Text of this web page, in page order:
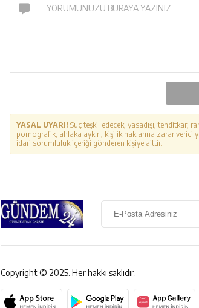
YASAL UYARI! Suç teşkil edecek, yasadışı, tehditkar,
pornografik, ahlaka aykırı, kişilik haklarına zarar
idari sorumluluk içeriği gönderen kişiye aittir.
Copyright © 2025. Her hakkı saklıdır.